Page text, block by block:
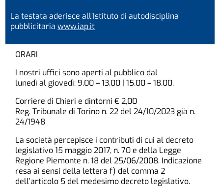
La testata aderisce all’Istituto di autodisciplina
pubblicitariawww.iap.it
ORARI
I nostri uffici sono aperti al pubblico dal
lunedì al giovedì: 9.00 – 13.00 | 15.00 – 18.00.
Corriere di Chieri e dintorni € 2,00
Reg. Tribunale di Torino n. 22 del 24/10/2023 già n.
24/1948
La società percepisce i contributi di cui al decreto
legislativo 15 maggio 2017, n. 70 e della Legge
Regione Piemonte n. 18 del 25/06/2008. Indicazione
resa ai sensi della lettera f) del comma 2
dell’articolo 5 del medesimo decreto legislativo.